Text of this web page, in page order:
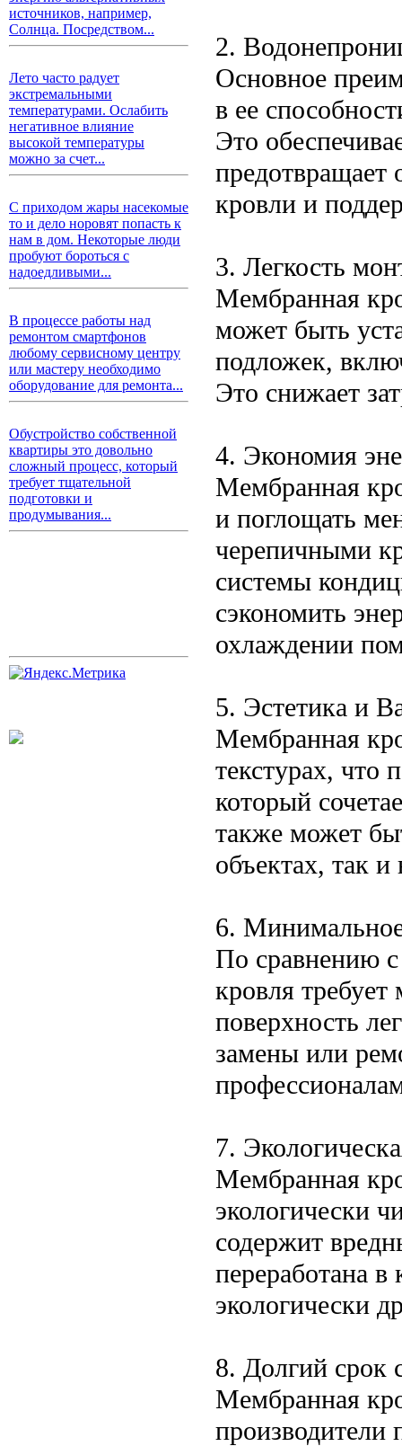
источников, например,
Солнца. Посредством...
Лето часто радует
экстремальными
температурами. Ослабить
негативное влияние
высокой температуры
можно за счет...
С приходом жары насекомые
то и дело норовят попасть к
нам в дом. Некоторые люди
пробуют бороться с
надоедливыми...
В процессе работы над
ремонтом смартфонов
любому сервисному центру
или мастеру необходимо
оборудование для ремонта...
Обустройство собственной
квартиры это довольно
сложный процесс, который
требует тщательной
подготовки и
продумывания...
2.
Основное
в ее
Это
предотвращает
кровли и
3. Легкость
Мембранная
может быть
подложек,
Это снижает
4. Экономия
Мембранная
и поглощать
черепичными
системы
сэкономить
охлаждении
5. Эстетика и
Мембранная
текстурах, что
который
также может
объектах, так
6.
По сравнению
кровля
поверхность
замены или
7.
Мембранная
экологически
содержит
переработана в
экологически
8. Долгий срок
Мембранная
производители